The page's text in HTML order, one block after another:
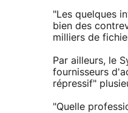
"Les quelques
bien des
milliers de
Par ailleurs, le
fournisseurs
répressif"
"Quelle